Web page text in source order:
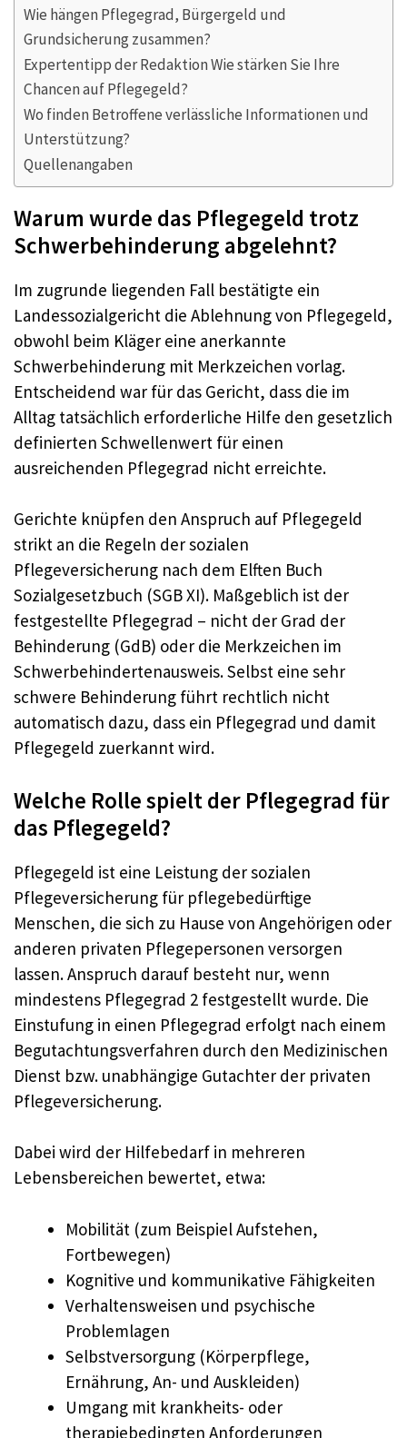
Wie hängen Pflegegrad, Bürgergeld und
Grundsicherung zusammen?
Expertentipp der Redaktion Wie stärken Sie Ihre
Chancen auf Pflegegeld?
Wo finden Betroffene verlässliche Informationen und
Unterstützung?
Quellenangaben
Warum wurde das Pflegegeld trotz
Schwerbehinderung abgelehnt?
Im zugrunde liegenden Fall bestätigte ein
Landessozialgericht die Ablehnung von Pflegegeld,
obwohl beim Kläger eine anerkannte
Schwerbehinderung mit Merkzeichen vorlag.
Entscheidend war für das Gericht, dass die im
Alltag tatsächlich erforderliche Hilfe den gesetzlich
definierten Schwellenwert für einen
ausreichenden Pflegegrad nicht erreichte.
Gerichte knüpfen den Anspruch auf Pflegegeld
strikt an die Regeln der sozialen
Pflegeversicherung nach dem Elften Buch
Sozialgesetzbuch (SGB XI). Maßgeblich ist der
festgestellte Pflegegrad – nicht der Grad der
Behinderung (GdB) oder die Merkzeichen im
Schwerbehindertenausweis. Selbst eine sehr
schwere Behinderung führt rechtlich nicht
automatisch dazu, dass ein Pflegegrad und damit
Pflegegeld zuerkannt wird.
Welche Rolle spielt der Pflegegrad für
das Pflegegeld?
Pflegegeld ist eine Leistung der sozialen
Pflegeversicherung für pflegebedürftige
Menschen, die sich zu Hause von Angehörigen oder
anderen privaten Pflegepersonen versorgen
lassen. Anspruch darauf besteht nur, wenn
mindestens Pflegegrad 2 festgestellt wurde. Die
Einstufung in einen Pflegegrad erfolgt nach einem
Begutachtungsverfahren durch den Medizinischen
Dienst bzw. unabhängige Gutachter der privaten
Pflegeversicherung.
Dabei wird der Hilfebedarf in mehreren
Lebensbereichen bewertet, etwa:
Mobilität (zum Beispiel Aufstehen,
Fortbewegen)
Kognitive und kommunikative Fähigkeiten
Verhaltensweisen und psychische
Problemlagen
Selbstversorgung (Körperpflege,
Ernährung, An- und Auskleiden)
Umgang mit krankheits- oder
therapiebedingten Anforderungen